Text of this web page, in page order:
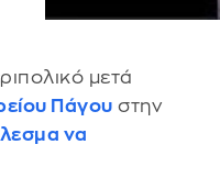
μετά
Πάγου στην
να